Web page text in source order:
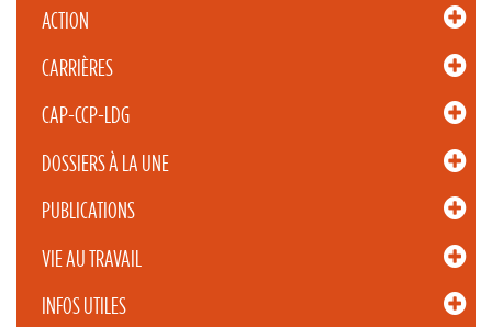
ACTION
CARRIÈRES
CAP-CCP-LDG
DOSSIERS À LA UNE
PUBLICATIONS
VIE AU TRAVAIL
INFOS UTILES